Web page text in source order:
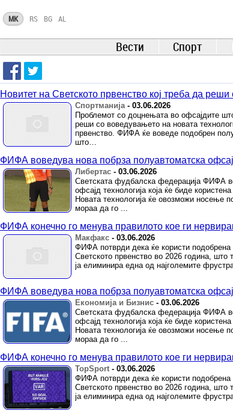
MK RS BG AL
Вести Спорт
Новитет на Светското првенство кој треба да
Спортманија- 03.06.2026
Проблемот со доцнењата во офсајдите
реши со воведувањето на новата
првенство. ФИФА ќе воведе подобрен
што…
ФИФА воведува нова побрза полуавтоматска
Либертас - 03.06.2026
Светската фудбалска федерација ФИФА
офсајд технологија која ќе биде
Новата технологија ќе овозможи носење
мораа да го ...
ФИФА конечно го менува правилото кое ги
Макфакс - 03.06.2026
ФИФА потврди дека ќе користи подобрена
Светското првенство во 2026 година,
ја елиминира една од најголемите
ФИФА воведува нова побрза полуавтоматска
Економија и Бизнис - 03.06.2026
Светската фудбалска федерација ФИФА
офсајд технологија која ќе биде
Новата технологија ќе овозможи носење
мораа да го ...
ФИФА конечно го менува правилото кое ги
TopSport - 03.06.2026
ФИФА потврди дека ќе користи подобрена
Светското првенство во 2026 година,
ја елиминира една од најголемите